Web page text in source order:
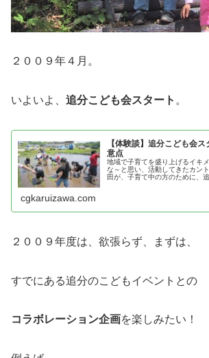
２００９年４月。
いよいよ、 追分こども会スタート 。
【体験談】追分こども会
意点
地域で子育てを盛り上げるイキ
な～と思い、活動してきたカン
田が、子育て中の方のために、
cgkaruizawa.com
２００９年度は、欲張らず、まずは、
すでにある追分のこどもイベントとの
コラボレーション企画を楽しみたい！